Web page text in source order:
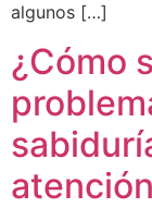
algunos […]
¿Cómo
atención